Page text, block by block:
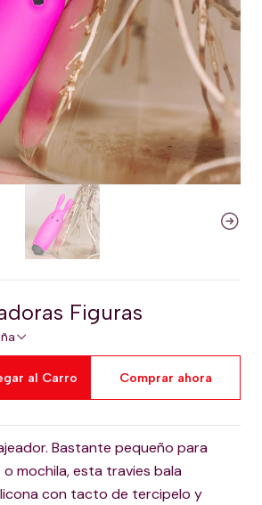
Figuras
al Carro Comprar ahora
Bastante pequeño para
mochila, esta travies bala
con tacto de tercipelo y